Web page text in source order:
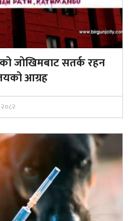
जोखिमबाट सतर्क रहन
आग्रह